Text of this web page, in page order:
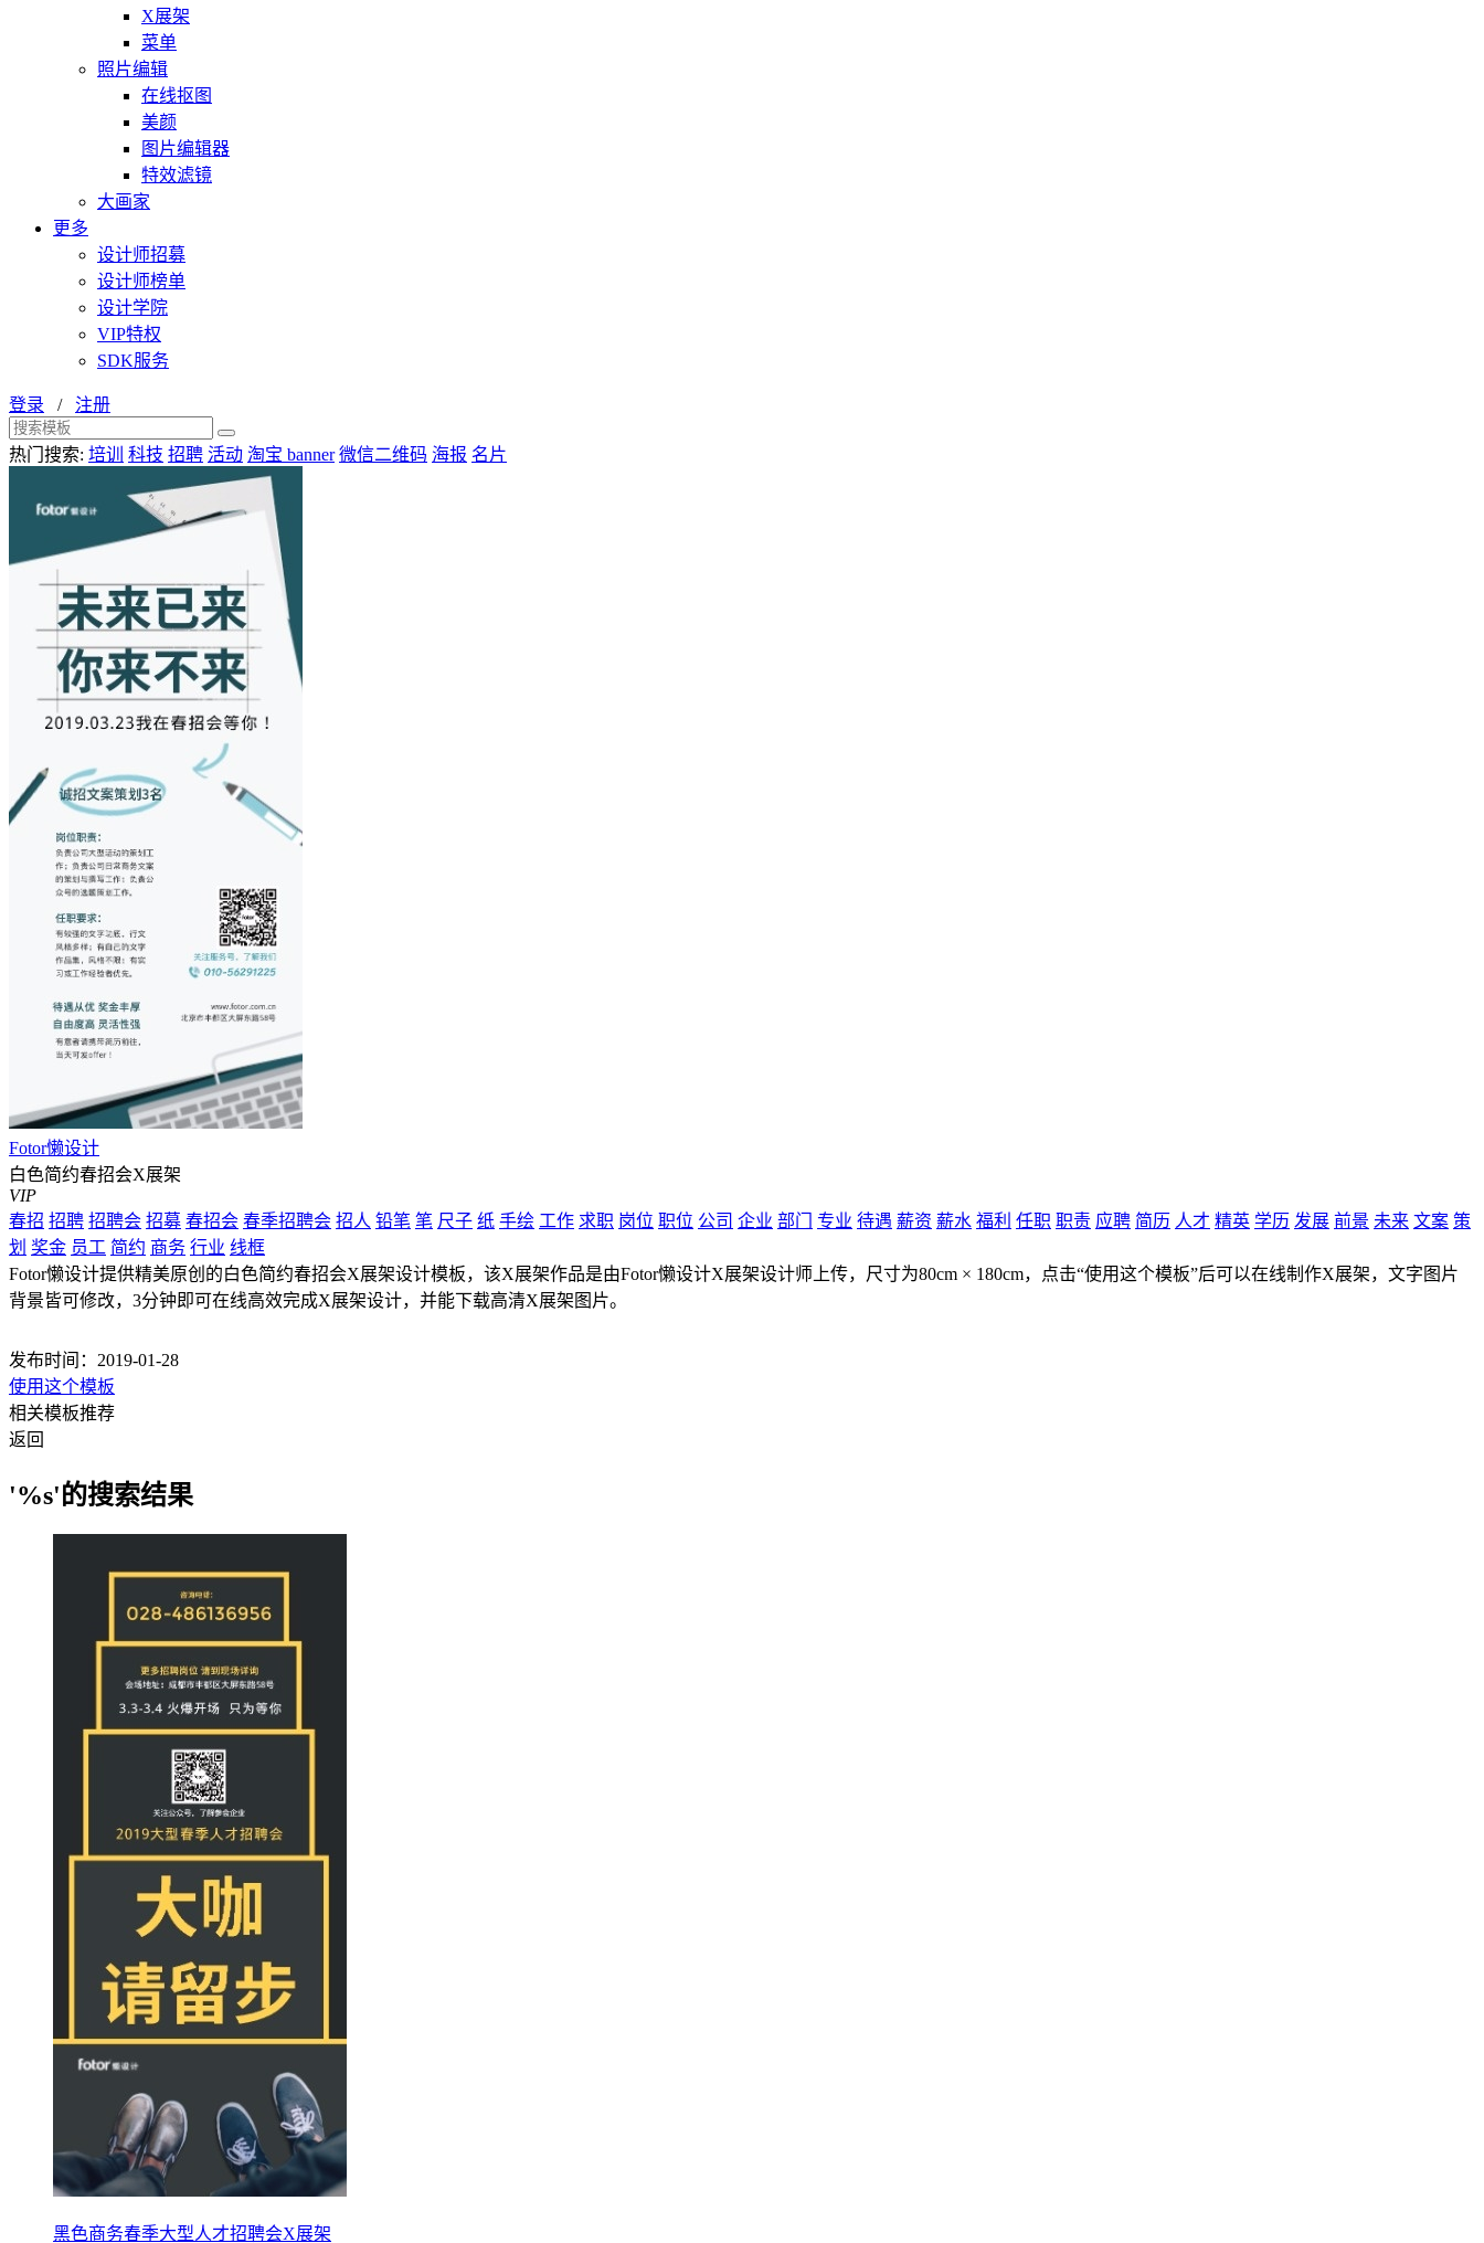
X展架
菜单
照片编辑
在线抠图
美颜
图片编辑器
特效滤镜
大画家
更多
设计师招募
设计师榜单
设计学院
VIP特权
SDK服务
登录 / 注册
热门搜索: 培训 科技 招聘 活动 淘宝 banner 微信二维码 海报 名片
Fotor懒设计
白色简约春招会X展架
VIP
春招 招聘 招聘会 招募 春招会 春季招聘会 招人 铅笔 笔 尺子 纸 手绘 工作 求职 岗位 职位 公司 企业 部门 专业 待遇 薪资 薪水 福利 任职 职责 应聘 简历 人才 精英 学历 发展 前景 未来 文案 策
划 奖金 员工 简约 商务 行业 线框
Fotor懒设计提供精美原创的白色简约春招会X展架设计模板，该X展架作品是由Fotor懒设计X展架设计师上传，尺寸为80cm × 180cm，点击“使用这个模板”后可以在线制作X展架，文字图片
背景皆可修改，3分钟即可在线高效完成X展架设计，并能下载高清X展架图片。
发布时间：2019-01-28
使用这个模板
相关模板推荐
返回
'%s'的搜索结果
黑色商务春季大型人才招聘会X展架